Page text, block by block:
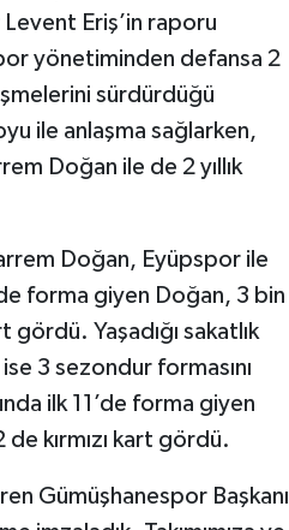
Eriş’in raporu
yönetiminden defansa 2
sürdürdüğü
ile anlaşma sağlarken,
Doğan ile de 2 yıllık
Doğan, Eyüpspor ile
forma giyen Doğan, 3 bin
gördü. Yaşadığı sakatlık
3 sezondur formasını
ilk 11’de forma giyen
kırmızı kart gördü.
Gümüşhanespor Başkanı